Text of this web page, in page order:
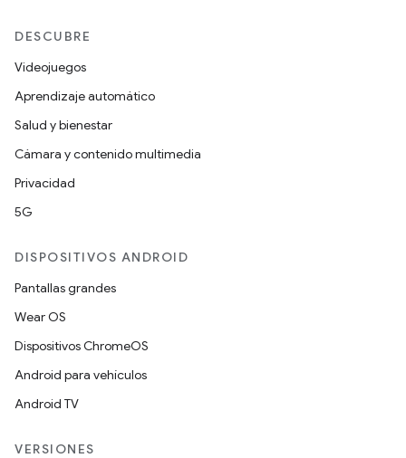
DESCUBRE
Videojuegos
Aprendizaje automático
Salud y bienestar
Cámara y contenido multimedia
Privacidad
5G
DISPOSITIVOS ANDROID
Pantallas grandes
Wear OS
Dispositivos ChromeOS
Android para vehículos
Android TV
VERSIONES